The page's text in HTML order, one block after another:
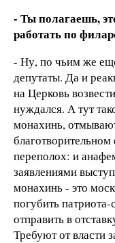
- Ты полагаешь,
работать по
- Ну, по чьим же
депутаты. Да и
на Церковь
нуждался. А тут
монахинь,
переполох: и
заявлениями
монахинь - это
погубить
отправить в
Требуют от власти